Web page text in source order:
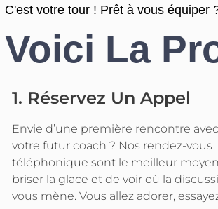
C'est votre tour ! Prêt à vous équiper
Voici La
1. Réservez Un Appel
Envie d’une première rencontre avec
votre futur coach ? Nos rendez-vous
téléphonique sont le meilleur
briser la glace et de voir où la
vous mène. Vous allez adorer,